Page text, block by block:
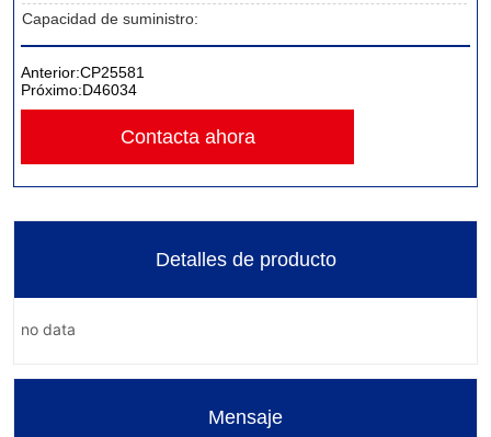
Capacidad de suministro:
Anterior:CP25581
Próximo:D46034
Contacta ahora
Detalles de producto
no data
Mensaje